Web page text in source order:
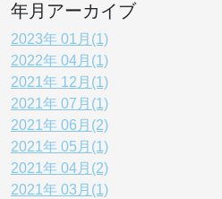
年月アーカイブ
2023年 01月(1)
2022年 04月(1)
2021年 12月(1)
2021年 07月(1)
2021年 06月(2)
2021年 05月(1)
2021年 04月(2)
2021年 03月(1)